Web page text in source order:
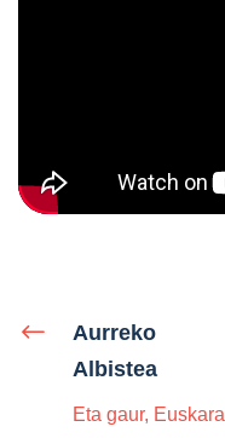
Aurreko
Albistea
Eta gaur, Euskara